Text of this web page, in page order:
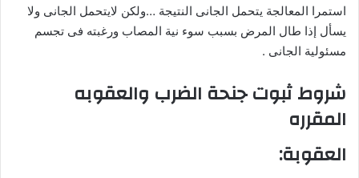
استمرا المعالجة يتحمل الجانى النتيجة …ولكن لايتحمل الجانى ولا
يسأل إذا طال المرض بسبب سوء نية المصاب ورغبته فى تجسم
مسئولية الجانى .
شروط ثبوت جنحة الضرب والعقوبه
المقرره
العقوبة: